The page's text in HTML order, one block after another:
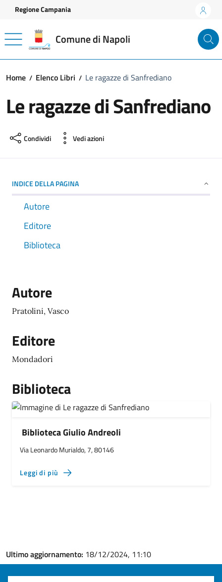
Vai ai contenuti
Vai al footer
Regione Campania
Comune di Napoli
Home Elenco Libri Le ragazze di Sanfrediano
Le ragazze di Sanfrediano
Condividi Vedi azioni
INDICE DELLA PAGINA
Autore
Editore
Biblioteca
Autore
Pratolini, Vasco
Editore
Mondadori
Biblioteca
Biblioteca Giulio Andreoli
Via Leonardo Murialdo, 7, 80146
Leggi di più
Ultimo aggiornamento: 18/12/2024, 11:10